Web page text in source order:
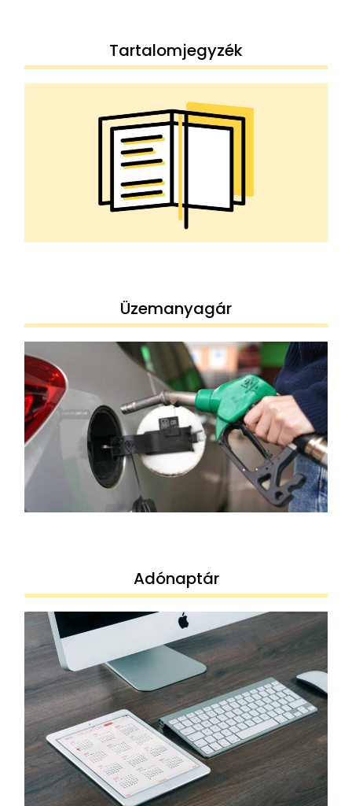
Tartalomjegyzék
Üzemanyagár
Adónaptár